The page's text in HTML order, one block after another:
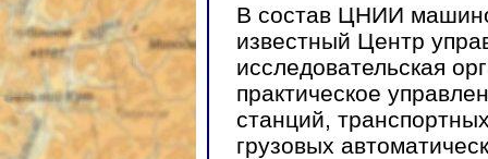
В состав ЦНИИ
известный Центр
исследовательская
практическое
станций,
грузовых